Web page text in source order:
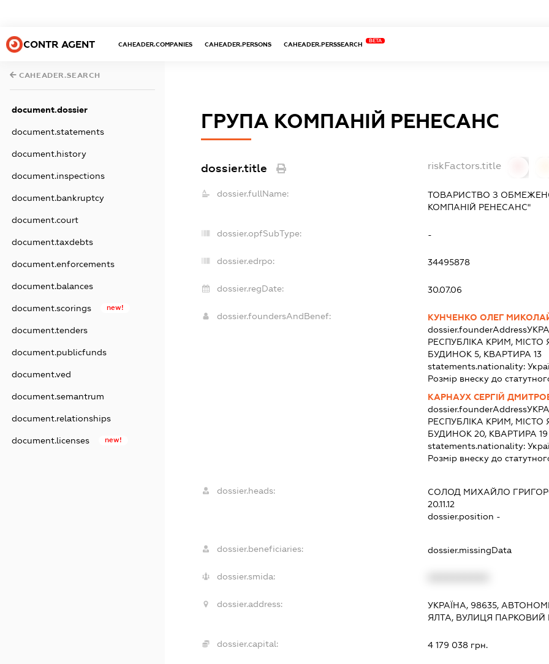
CONTR AGENT CAHEADER.COMPANIES CAHEADER.PERSONS CAHEADER.PERSSEARCH
BETA
CAHEADER.SEARCH
document.dossier
document.statements
document.history
document.inspections
document.bankruptcy
document.court
document.taxdebts
document.enforcements
document.balances
document.scorings new!
document.tenders
document.publicfunds
document.ved
document.semantrum
document.relationships
document.licenses new!
ГРУПА КОМПАНІЙ РЕНЕСАНС
dossier.title riskFactors.title
dossier.fullName:
ТОВАРИСТВО З
КОМПАНІЙ РЕНЕСАНС"
dossier.opfSubType: -
dossier.edrpo: 34495878
dossier.regDate: 30.07.06
dossier.foundersAndBenef:
КУНЧЕНКО ОЛЕГ
dossier.founderAddress
РЕСПУБЛІКА КРИМ,
БУДИНОК 5, КВАРТИРА 13
statements.nationality:
Розмір внеску до
КАРНАУХ СЕРГІЙ
dossier.founderAddress
РЕСПУБЛІКА КРИМ,
БУДИНОК 20, КВАРТИРА 19
statements.nationality:
Розмір внеску до
dossier.heads: СОЛОД МИХАЙЛО
20.11.12
dossier.position -
dossier.beneficiaries: dossier.missingData
dossier.smida:
dossier.address:
УКРАЇНА, 98635,
ЯЛТА, ВУЛИЦЯ ПАРКОВИЙ
dossier.capital: 4 179 038 грн.